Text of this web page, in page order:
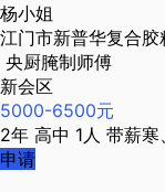
杨小姐
江门市新普华复合胶
央厨腌制师傅
新会区
5000-6500元
2年 高中 1人 带薪寒
申请